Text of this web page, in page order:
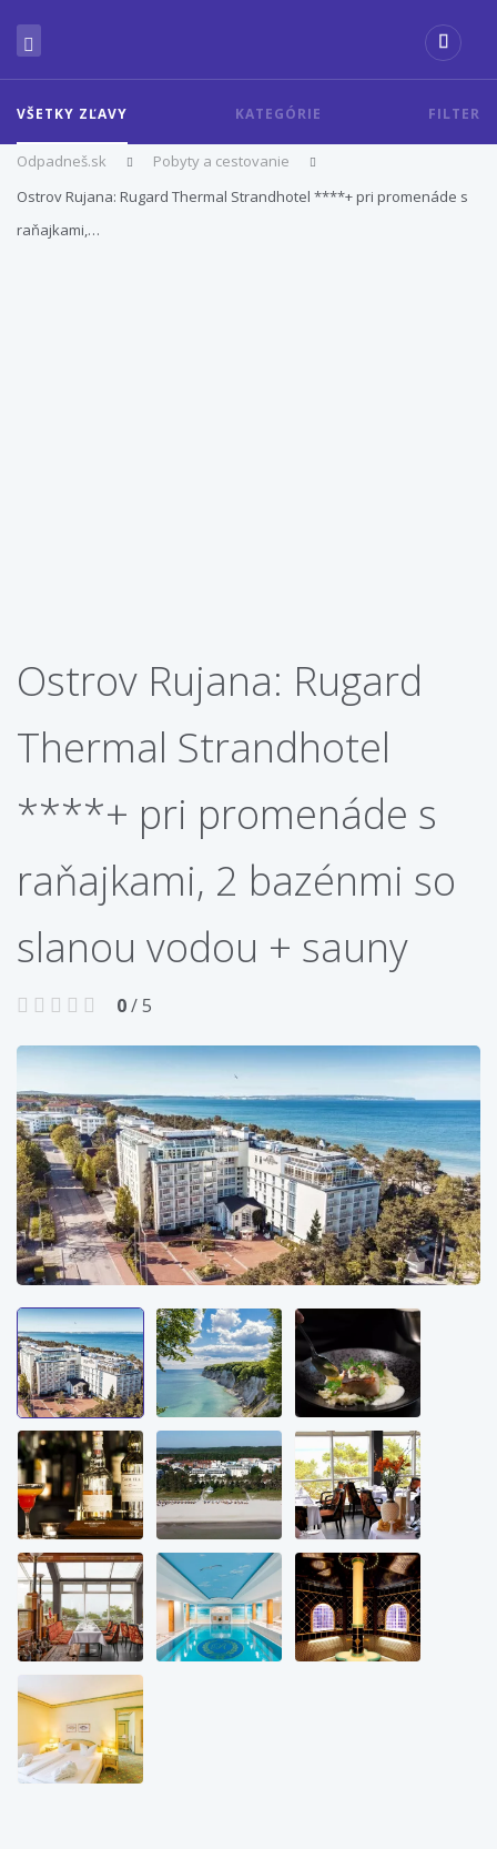
VŠETKY ZĽAVY KATEGÓRIE FILTER
Odpadneš.sk
Pobyty a cestovanie
Ostrov Rujana: Rugard Thermal Strandhotel ****+ pri promenáde s
raňajkami,…
Ostrov Rujana: Rugard
Thermal Strandhotel
****+ pri promenáde s
raňajkami, 2 bazénmi so
slanou vodou + sauny
0/ 5